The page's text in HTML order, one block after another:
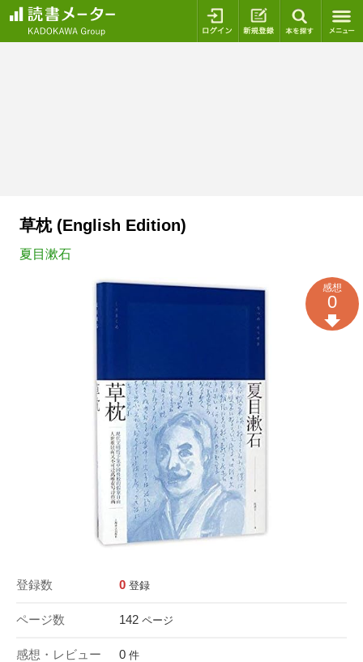
ログイン 新規登録
草枕 (English Edition)
夏目漱石
登録数 0 登録
ページ数 142 ページ
感想・レビュー 0 件
感想
0